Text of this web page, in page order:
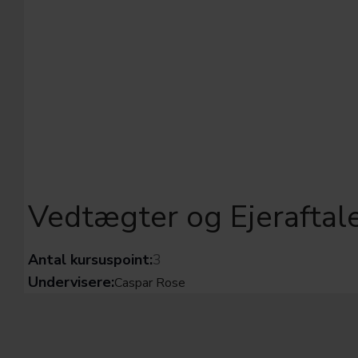
Vedtægter og
Antal kursuspoint:3
Undervisere:Caspar Rose